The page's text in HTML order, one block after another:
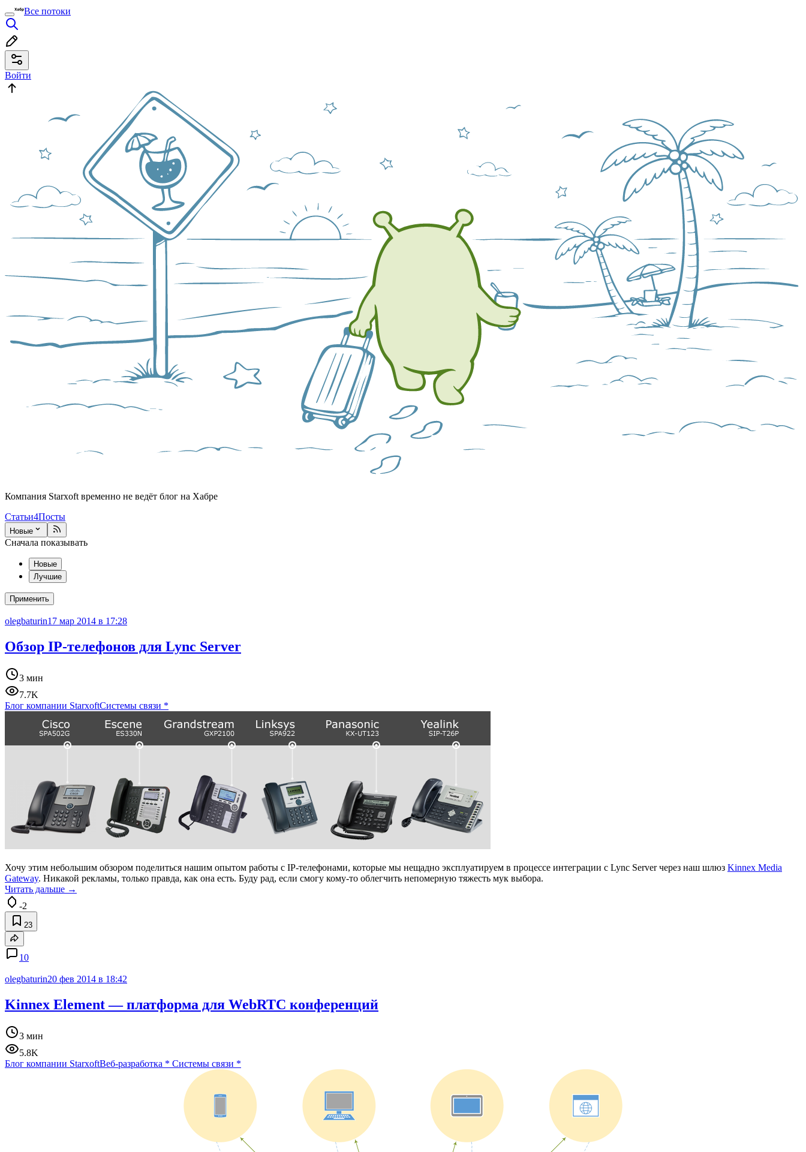
Все потоки
Войти
Компания Starxoft временно не ведёт блог на Хабре
Статьи4Посты
Новые
Сначала показывать
Новые
Лучшие
Применить
olegbaturin17 мар 2014 в 17:28
Обзор IP-телефонов для Lync Server
3 мин
7.7K
Блог компании StarxoftСистемы связи *
Хочу этим небольшим обзором поделиться нашим опытом работы с IP-телефонами, которые мы нещадно эксплуатируем в процессе интеграции с Lync Server через наш шлюз Kinnex Media
Gateway. Никакой рекламы, только правда, как она есть. Буду рад, если смогу кому-то облегчить непомерную тяжесть мук выбора.
Читать дальше →
-2
23
10
olegbaturin20 фев 2014 в 18:42
Kinnex Element — платформа для WebRTC конференций
3 мин
5.8K
Блог компании StarxoftВеб-разработка * Системы связи *